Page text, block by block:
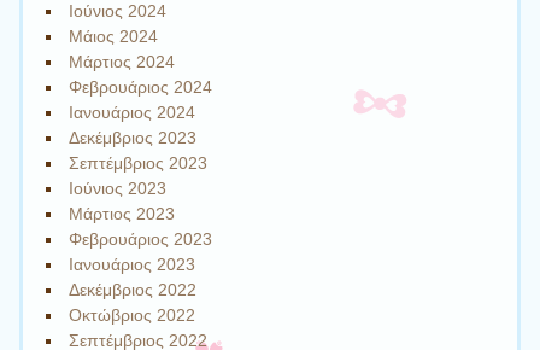
Ιούνιος 2024
Μάιος 2024
Μάρτιος 2024
Φεβρουάριος 2024
Ιανουάριος 2024
Δεκέμβριος 2023
Σεπτέμβριος 2023
Ιούνιος 2023
Μάρτιος 2023
Φεβρουάριος 2023
Ιανουάριος 2023
Δεκέμβριος 2022
Οκτώβριος 2022
Σεπτέμβριος 2022